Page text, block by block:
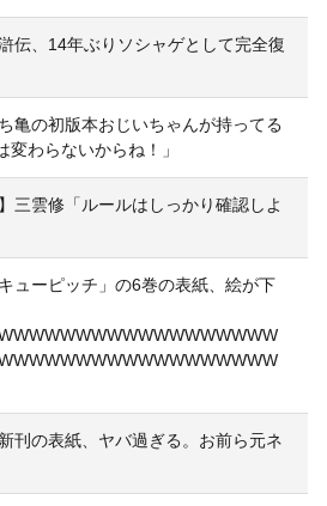
伝、14年ぶりソシャゲとして完全復
亀の初版本おじいちゃんが持ってる
わらないからね！」
三雲修「ルールはしっかり確認しよ
ューピッチ」の6巻の表紙、絵が下
刊の表紙、ヤバ過ぎる。お前ら元ネ